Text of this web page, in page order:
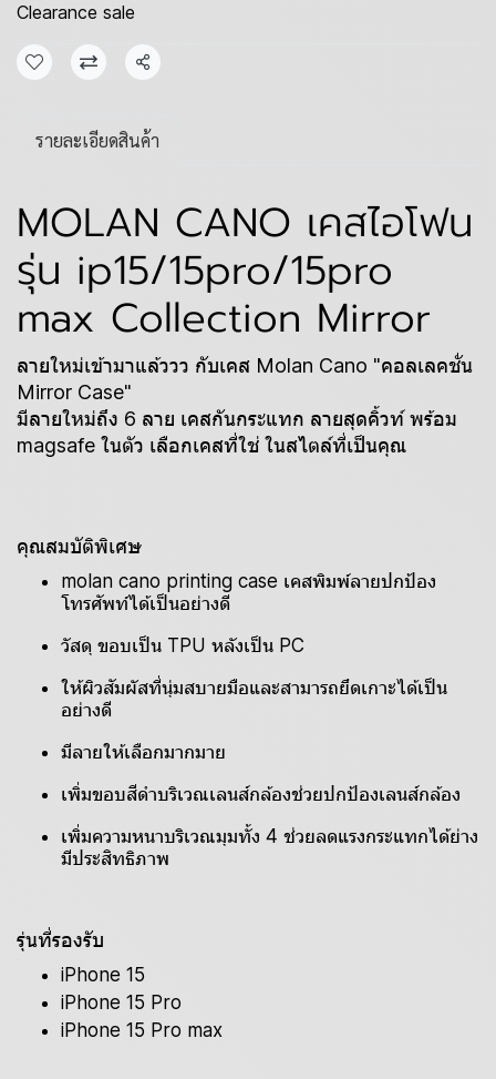
Clearance sale
แชร์
รายละเอียดสินค้า
MOLAN CANO เคสไอโฟน
รุ่น ip15/15pro/15pro
max Collection Mirror
ลายใหม่เข้ามาแล้ววว กับเคส Molan Cano "คอลเลคชั่น
Mirror Case"
มีลายใหม่ถึง 6 ลาย เคสกันกระแทก ลายสุดคิ้วท์ พร้อม
magsafe ในตัว เลือกเคสที่ใช่ ในสไตล์ที่เป็นคุณ
คุณสมบัติพิเศษ
molan cano printing case เคสพิมพ์ลายปกป้อง
โทรศัพท์ได้เป็นอย่างดี
วัสดุ ขอบเป็น TPU หลังเป็น PC
ให้ผิวสัมผัสที่นุ่มสบายมือและสามารถยึดเกาะได้เป็น
อย่างดี
มีลายให้เลือกมากมาย
เพิ่มขอบสีดำบริเวณเลนส์กล้องช่วยปกป้องเลนส์กล้อง
เพิ่มความหนาบริเวณมุมทั้ง 4 ช่วยลดแรงกระแทกได้ย่าง
มีประสิทธิภาพ
รุ่นที่รองรับ
iPhone 15
iPhone 15 Pro
iPhone 15 Pro max